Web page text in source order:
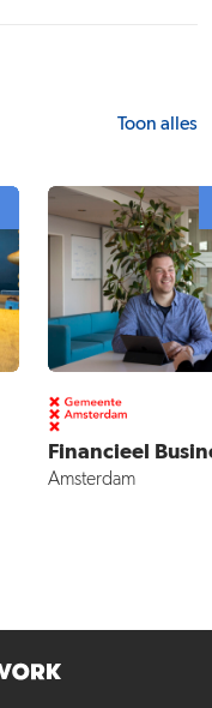
Toon alles
Financieel
Amsterdam